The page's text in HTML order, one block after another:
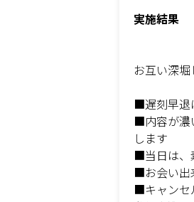
実施結果
お互い深
■遅刻早退
■内容が濃
します
■当日は、
■お会い出
■キャンセ